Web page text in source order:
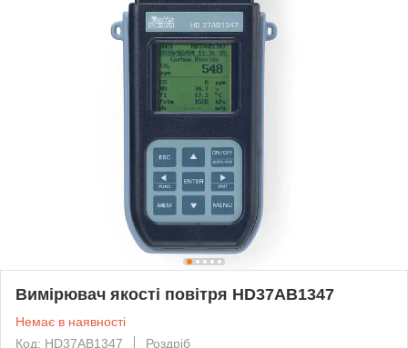
Вимірювач якості повітря HD37AB1347
Немає в наявності
Код: HD37AB1347
Роздріб